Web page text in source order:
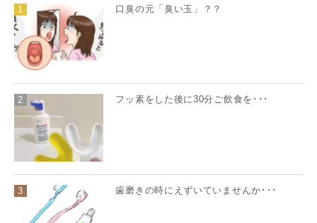
1 口臭の元「臭い玉」？？
2 フッ素をした後に30分ご飲食を･･･
3 歯磨きの時にえずいていませんか･･･